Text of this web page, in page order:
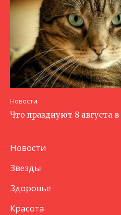
Новости
Что празднуют 8 августа
Новости
Звезды
Здоровье
Красота